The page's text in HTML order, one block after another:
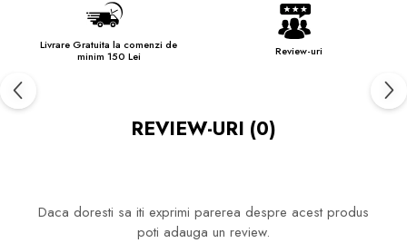
Livrare Gratuita la comenzi de
minim 150 Lei
Review-uri
REVIEW-URI (0)
Daca doresti sa iti exprimi parerea despre acest produs
poti adauga un review.